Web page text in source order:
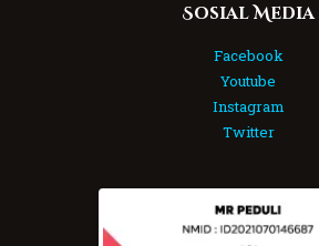
Sosial Media
Facebook
Youtube
Instagram
Twitter